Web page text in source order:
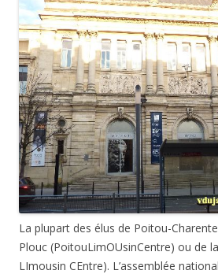
La plupart des élus de Poitou-
Plouc (PoitouLimOUsinCentre) ou de
LImousin CEntre). L’assemblée